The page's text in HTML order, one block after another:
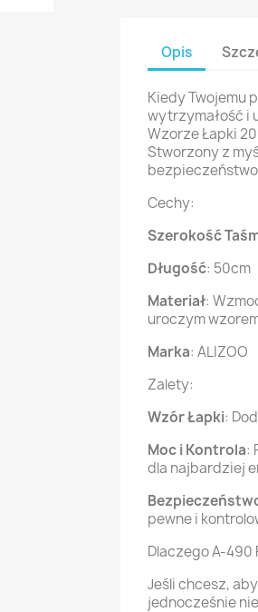
Opis
Kiedy Twojemu
wytrzymałość i
Wzorze Łapki
Stworzony z
Cechy:
Szerokość
Długość: 50cm
Materiał:
uroczym
Marka: ALIZOO
Zalety:
Wzór Łapki:
Moc i Kontrola:
dla najbardziej
pewne i
Dlaczego A-490
Jeśli chcesz,
jednocześnie